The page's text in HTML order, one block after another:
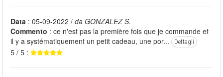
Data : 05-09-2022 / da GONZALEZ S.
Commento : ce n'est pas la première fois que je commande et
il y a systématiquement un petit cadeau, une por...
Dettagli
5 / 5 :